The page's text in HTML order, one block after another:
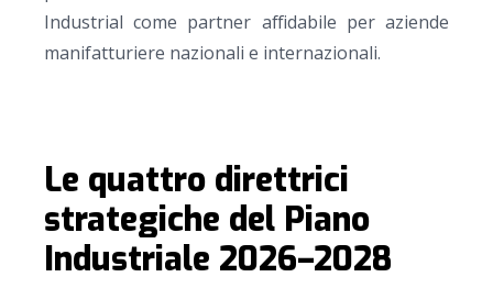
Industrial come partner affidabile per aziende
manifatturiere nazionali e internazionali.
Le quattro direttrici
strategiche del Piano
Industriale 2026–2028